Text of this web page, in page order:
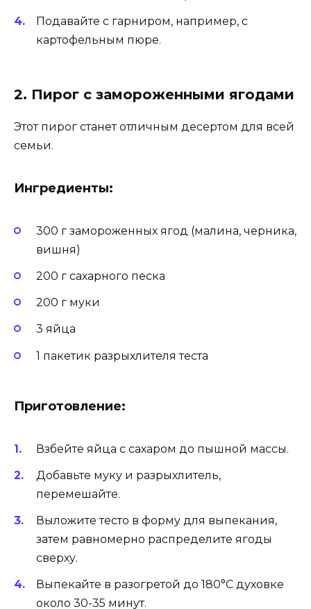
Подавайте с гарниром, например, с
картофельным пюре.
2. Пирог с замороженными ягодами
Этот пирог станет отличным десертом для всей
семьи.
Ингредиенты:
300 г замороженных ягод (малина, черника,
вишня)
200 г сахарного песка
200 г муки
3 яйца
1 пакетик разрыхлителя теста
Приготовление:
Взбейте яйца с сахаром до пышной массы.
Добавьте муку и разрыхлитель,
перемешайте.
Выложите тесто в форму для выпекания,
затем равномерно распределите ягоды
сверху.
Выпекайте в разогретой до 180°C духовке
около 30-35 минут.